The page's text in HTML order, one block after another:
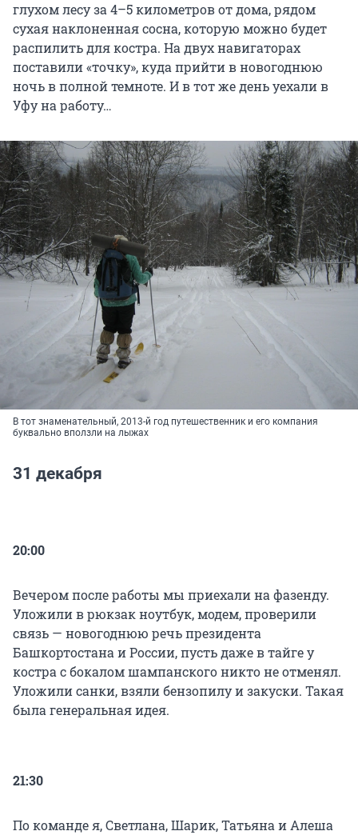
глухом лесу за 4–5 километров от дома, рядом
сухая наклоненная сосна, которую можно будет
распилить для костра. На двух навигаторах
поставили «точку», куда прийти в новогоднюю
ночь в полной темноте. И в тот же день уехали в
Уфу на работу…
В тот знаменательный, 2013-й год путешественник и его компания
буквально вползли на лыжах
31 декабря
20:00
Вечером после работы мы приехали на фазенду.
Уложили в рюкзак ноутбук, модем, проверили
связь — новогоднюю речь президента
Башкортостана и России, пусть даже в тайге у
костра с бокалом шампанского никто не отменял.
Уложили санки, взяли бензопилу и закуски. Такая
была генеральная идея.
21:30
По команде я, Светлана, Шарик, Татьяна и Алеша